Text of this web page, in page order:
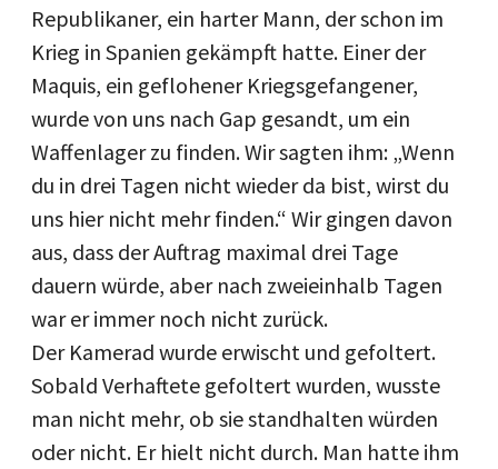
Republikaner, ein harter Mann, der schon im
Krieg in Spanien gekämpft hatte. Einer der
Maquis, ein geflohener Kriegsgefangener,
wurde von uns nach Gap gesandt, um ein
Waffenlager zu finden. Wir sagten ihm: „Wenn
du in drei Tagen nicht wieder da bist, wirst du
uns hier nicht mehr finden.“ Wir gingen davon
aus, dass der Auftrag maximal drei Tage
dauern würde, aber nach zweieinhalb Tagen
war er immer noch nicht zurück.
Der Kamerad wurde erwischt und gefoltert.
Sobald Verhaftete gefoltert wurden, wusste
man nicht mehr, ob sie standhalten würden
oder nicht. Er hielt nicht durch. Man hatte ihm